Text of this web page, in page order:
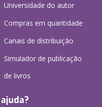
Universidade do autor
Compras em quantidade
Canais de distribuição
Simulador de publicação
de livros